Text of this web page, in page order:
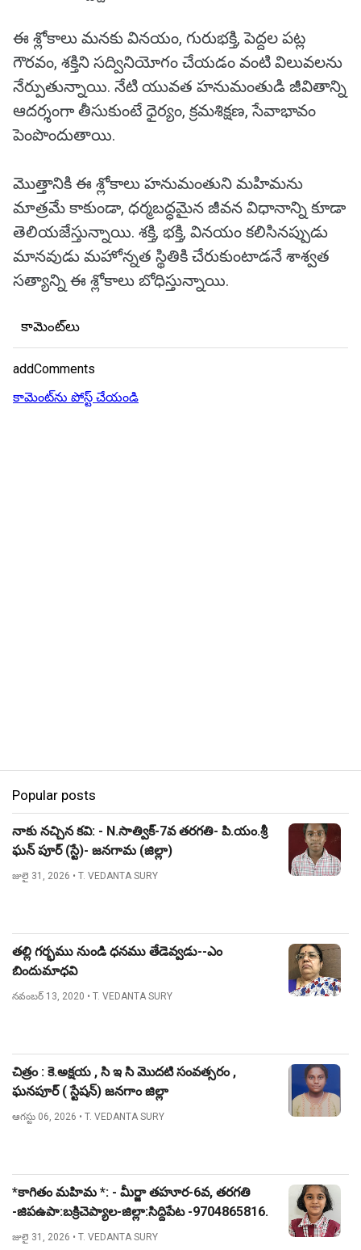
ఈ శ్లోకాలు మనకు వినయం, గురుభక్తి, పెద్దల పట్ల
గౌరవం, శక్తిని సద్వినియోగం చేయడం వంటి విలువలను
నేర్పుతున్నాయి. నేటి యువత హనుమంతుడి జీవితాన్ని
ఆదర్శంగా తీసుకుంటే ధైర్యం, క్రమశిక్షణ, సేవాభావం
పెంపొందుతాయి.
మొత్తానికి ఈ శ్లోకాలు హనుమంతుని మహిమను
మాత్రమే కాకుండా, ధర్మబద్ధమైన జీవన విధానాన్ని కూడా
తెలియజేస్తున్నాయి. శక్తి, భక్తి, వినయం కలిసినప్పుడు
మానవుడు మహోన్నత స్థితికి చేరుకుంటాడనే శాశ్వత
సత్యాన్ని ఈ శ్లోకాలు బోధిస్తున్నాయి.
కామెంట్‌లు
addComments
కామెంట్‌ను పోస్ట్ చేయండి
Popular posts
నాకు నచ్చిన కవి: - N.సాత్విక్-7వ తరగతి- పి.యం.శ్రీ
ఘన్ పూర్ (స్టే)- జనగామ (జిల్లా)
జులై 31, 2026 • T. VEDANTA SURY
తల్లి గర్భము నుండి ధనము తేడెవ్వడు--ఎం
బిందుమాధవి
నవంబర్ 13, 2020 • T. VEDANTA SURY
చిత్రం : కె.అక్షయ , సి ఇ సి మొదటి సంవత్సరం ,
ఘనపూర్ ( స్టేషన్) జనగాం జిల్లా
ఆగస్టు 06, 2026 • T. VEDANTA SURY
*కాగితం మహిమ *: - మీర్జా తహూర-6వ, తరగతి
-జిపఉపా:బక్రిచెప్యాల-జిల్లా:సిద్దిపేట -9704865816.
జులై 31, 2026 • T. VEDANTA SURY